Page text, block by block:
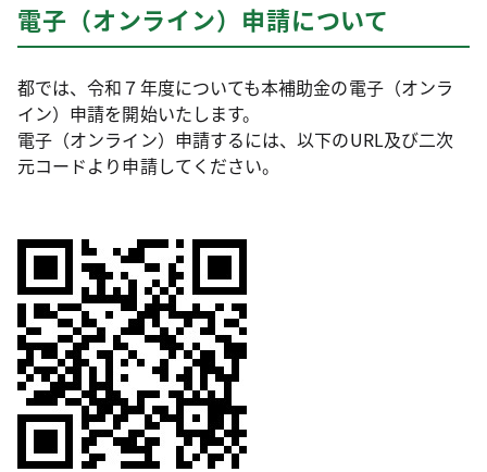
電子（オンライン）申請について
都では、令和７年度についても本補助金の電子（オンラ
イン）申請を開始いたします。
電子（オンライン）申請するには、以下のURL及び二次
元コードより申請してください。